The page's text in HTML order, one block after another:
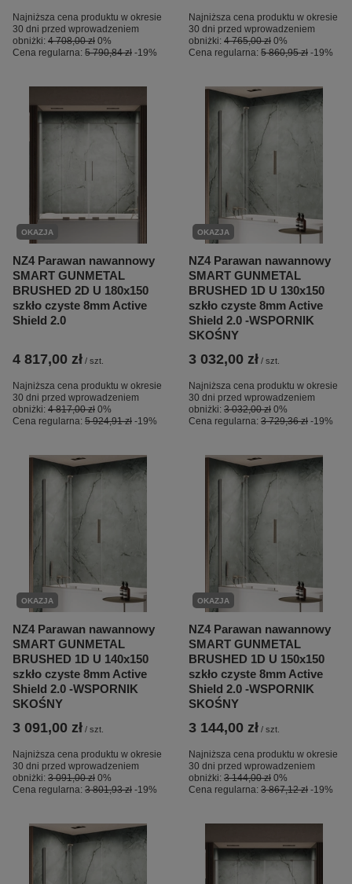
Najniższa cena produktu w okresie
30 dni przed wprowadzeniem
obniżki: 4 708,00 zł 0%
Cena regularna: 5 790,84 zł -19%
Najniższa cena produktu w okresie
30 dni przed wprowadzeniem
obniżki: 4 765,00 zł 0%
Cena regularna: 5 860,95 zł -19%
OKAZJA
NZ4 Parawan nawannowy
SMART GUNMETAL
BRUSHED 2D U 180x150
szkło czyste 8mm Active
Shield 2.0
4 817,00 zł / szt.
Najniższa cena produktu w okresie
30 dni przed wprowadzeniem
obniżki: 4 817,00 zł 0%
Cena regularna: 5 924,91 zł -19%
OKAZJA
NZ4 Parawan nawannowy
SMART GUNMETAL
BRUSHED 1D U 130x150
szkło czyste 8mm Active
Shield 2.0 -WSPORNIK
SKOŚNY
3 032,00 zł / szt.
Najniższa cena produktu w okresie
30 dni przed wprowadzeniem
obniżki: 3 032,00 zł 0%
Cena regularna: 3 729,36 zł -19%
OKAZJA
NZ4 Parawan nawannowy
SMART GUNMETAL
BRUSHED 1D U 140x150
szkło czyste 8mm Active
Shield 2.0 -WSPORNIK
SKOŚNY
3 091,00 zł / szt.
Najniższa cena produktu w okresie
30 dni przed wprowadzeniem
obniżki: 3 091,00 zł 0%
Cena regularna: 3 801,93 zł -19%
OKAZJA
NZ4 Parawan nawannowy
SMART GUNMETAL
BRUSHED 1D U 150x150
szkło czyste 8mm Active
Shield 2.0 -WSPORNIK
SKOŚNY
3 144,00 zł / szt.
Najniższa cena produktu w okresie
30 dni przed wprowadzeniem
obniżki: 3 144,00 zł 0%
Cena regularna: 3 867,12 zł -19%